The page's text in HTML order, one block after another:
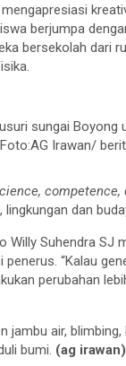
berjumpa
bersekolah dari
sungai
Irawan/
dan
Suhendra SJ
“Kalau
perubahan
air,
bumi. (ag irawan)